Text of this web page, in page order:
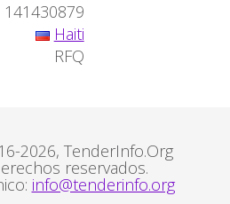
141430879
Haiti
RFQ
2026, TenderInfo.Org
reservados.
info@tenderinfo.org